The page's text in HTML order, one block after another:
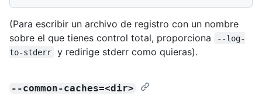
(Para escribir un archivo de registro con un nombre
sobre el que tienes control total, proporciona
--log-
to-stderr
y redirige stderr como quieras).
--common-caches=<dir>